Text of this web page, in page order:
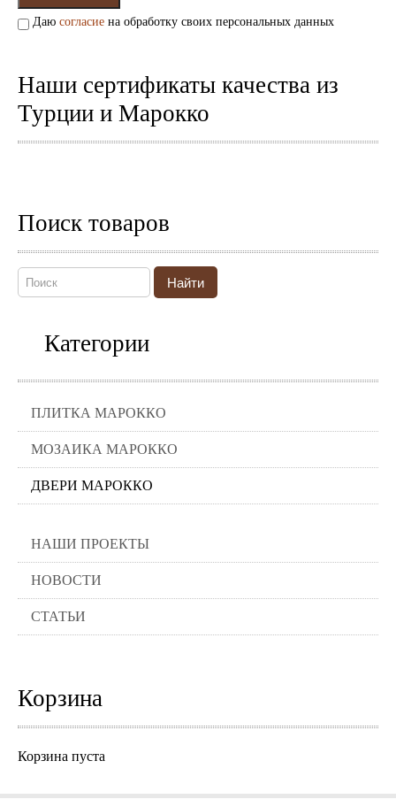
Даю согласие на обработку своих персональных данных
Наши сертификаты качества из
Турции и Марокко
Поиск товаров
Найти
Категории
ПЛИТКА МАРОККО
МОЗАИКА МАРОККО
ДВЕРИ МАРОККО
НАШИ ПРОЕКТЫ
НОВОСТИ
СТАТЬИ
Корзина
Корзина пуста